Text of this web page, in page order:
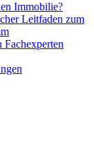
Immobilie?
Leitfaden zum
Fachexperten